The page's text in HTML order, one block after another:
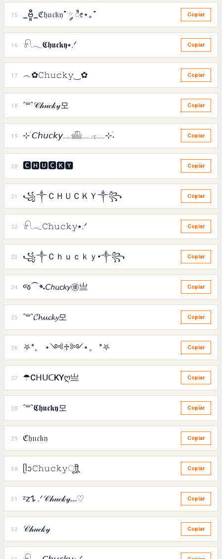
15 _ဗီူ_ℭ𝔥𝔲𝔠𝔨𝔶˚ ༘ ೀ⋆｡˚ Copiar
16 𓍯𓂃𝕮𝖍𝖚𝖈𝖐𝖞⭑.ᐟ Copiar
17 ︵✿𝙲𝚑𝚞𝚌𝚔𝚢‿✿ Copiar
18 ´꒳`𝒞𝒽𝓊𝒸𝓀𝓎모 Copiar
19 ⊹ ࣪𝘊𝘩𝘶𝘤𝘬𝘺﹏𓊝﹏𓂁﹏⊹࣪˖ Copiar
20 🅲🅷🆄🅲🅺🆈 Copiar
21 ꧁༒ＣＨＵＣＫＹ༒꧂ Copiar
22 𓍯𓂃𝙲𝚑𝚞𝚌𝚔𝚢⭑.ᐟ Copiar
23 ꧁༒Ｃｈｕｃｋｙ•༒꧂ Copiar
24 જ⁀➴𝘊𝘩𝘶𝘤𝘬𝘺㊝亗 Copiar
25 ´꒳`𝓒𝓱𝓾𝓬𝓴𝔂모 Copiar
26 ⛧°。 ⋆༺♱༻⋆。 °⛧ Copiar
27 ☂CᕼᑌᑕKYღ亗 Copiar
28 ´꒳`𝕮𝖍𝖚𝖈𝖐𝖞모 Copiar
29 ℭ𝔥𝔲𝔠𝔨𝔶 Copiar
30 ᥫᩣ𝙲𝚑𝚞𝚌𝚔𝚢ㅤूाीू Copiar
31 ᶻ𝗓𐰁 .ᐟ𝒞𝒽𝓊𝒸𝓀𝓎𓏧♡ Copiar
32 𝒞𝒽𝓊𝒸𝓀𝓎 Copiar